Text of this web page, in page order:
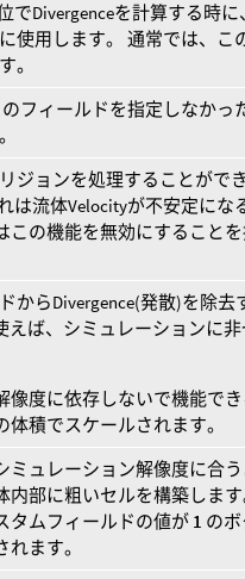
Divergenceを計算する時に
使用します。 通常では、こ
。
フィールドを指定しなかっ
ジョンを処理することがで
は流体Velocityが不安定にな
の機能を無効にすること
からDivergence(発散)を除去
えば、シミュレーションに
度に依存しないで機能で
積でスケールされます。
ュレーション解像度に合
部に粗いセルを構築しま
タムフィールドの値が 1 の
ます。